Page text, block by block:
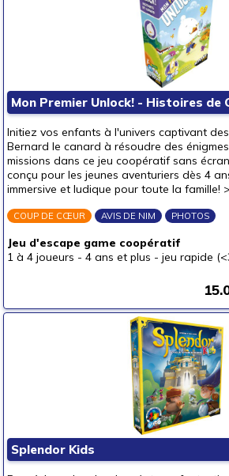
Mon Premier Unlock! - Histoires de
Initiez vos enfants à l'univers captivant
Bernard le canard à résoudre des
missions dans ce jeu coopératif sans
conçu pour les jeunes aventuriers dès 4
immersive et ludique pour toute la famille! >
COUP DE CŒUR AVIS DE NIM PHOTOS
Jeu d'escape game coopératif
1 à 4 joueurs - 4 ans et plus - jeu rapide
Splendor Kids